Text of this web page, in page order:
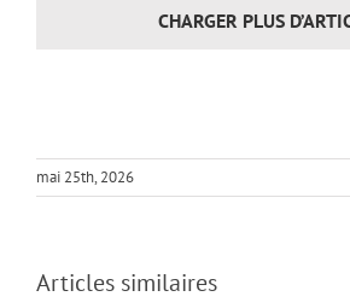
CHARGER PLUS
mai 25th, 2026
Articles similaires
du
combat
–
L’organisme
en direct